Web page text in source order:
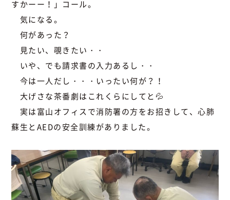
すかーー！」コール。
気になる。
何があった？
見たい、覗きたい・・
いや、でも請求書の入力あるし・・
今は一人だし・・・いったい何が？！
大げさな茶番劇はこれくらにしてと💦
実は富山オフィスで消防署の方をお招きして、心肺
蘇生とAEDの安全訓練がありました。